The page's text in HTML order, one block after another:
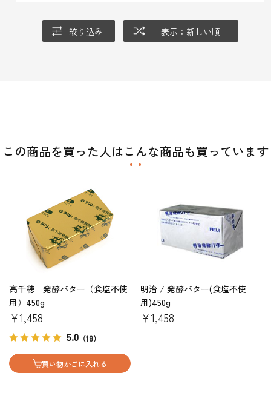
絞り込み 表示：新しい順
この商品を買った人はこんな商品も買っています
高千穂 発酵バター（食塩不使
用）450g
￥1,458
5.0 （18）
買い物かごに入れる
明治 / 発酵バター(食塩不使
用)450g
￥1,458